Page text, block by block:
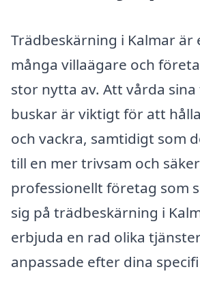
Trädbeskärning i Kalmar är
många villaägare och
stor nytta av. Att vårda
buskar är viktigt för att
och vackra, samtidigt som
till en mer trivsam och
professionellt företag som
sig på trädbeskärning i
erbjuda en rad olika
anpassade efter dina